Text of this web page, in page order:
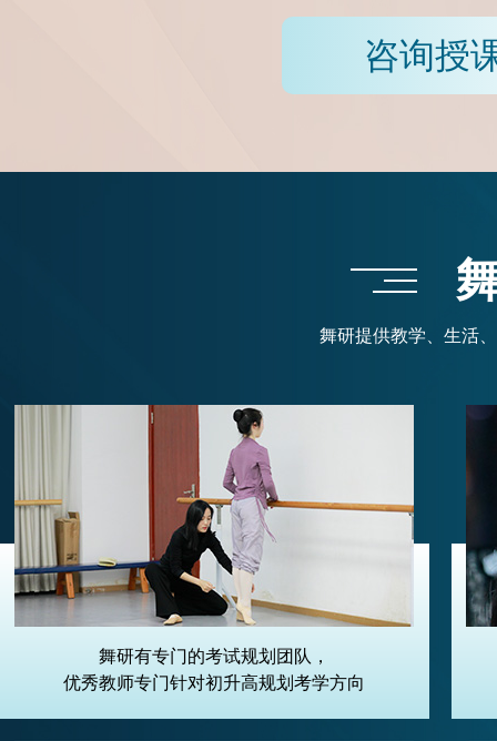
咨询授
舞研提供教学、生活
舞研有专门的考试规划团队，
优秀教师专门针对初升高规划考学方向